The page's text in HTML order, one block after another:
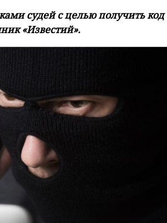
судей с целью получить код
«Известий».